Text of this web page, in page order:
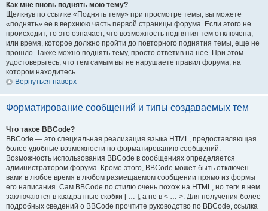
Как мне вновь поднять мою тему?
Щелкнув по ссылке «Поднять тему» при просмотре темы, вы можете
«поднять» ее в верхнюю часть первой страницы форума. Если этого не
происходит, то это означает, что возможность поднятия тем отключена,
или время, которое должно пройти до повторного поднятия темы, еще не
прошло. Также можно поднять тему, просто ответив на нее. При этом
удостоверьтесь, что тем самым вы не нарушаете правил форума, на
котором находитесь.
Вернуться наверх
Форматирование сообщений и типы создаваемых тем
Что такое BBCode?
BBCode — это специальная реализация языка HTML, предоставляющая
более удобные возможности по форматированию сообщений.
Возможность использования BBCode в сообщениях определяется
администратором форума. Кроме этого, BBCode может быть отключен
вами в любое время в любом размещаемом сообщении прямо из формы
его написания. Сам BBCode по стилю очень похож на HTML, но теги в нем
заключаются в квадратные скобки [ … ], а не в < … >. Для получения более
подробных сведений о BBCode прочтите руководство по BBCode, ссылка